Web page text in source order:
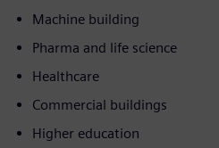
Machine building
Pharma and life science
Healthcare
Commercial buildings
Higher education